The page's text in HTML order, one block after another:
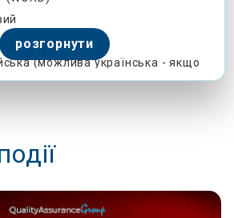
(можлива українська - якщо
у національні компанії)
документу, ЗАГОЛОВКИ - той
більшого розміру
розгорнути